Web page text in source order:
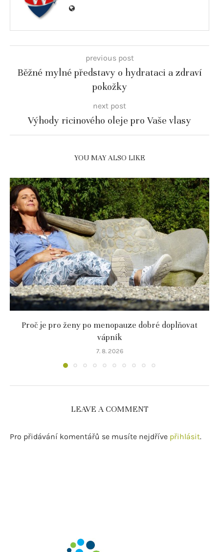
previous post
Běžné mylné představy o hydrataci a zdraví
pokožky
next post
Výhody ricinového oleje pro Vaše vlasy
YOU MAY ALSO LIKE
Proč je pro ženy po menopauze dobré doplňovat
vápník
7. 8. 2026
LEAVE A COMMENT
Pro přidávání komentářů se musíte nejdříve přihlásit.